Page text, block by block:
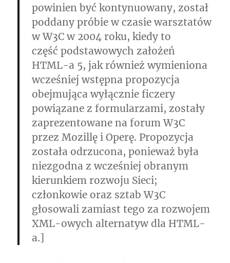
powinien być kontynuowany, został
poddany próbie w czasie warsztatów
w W3C w 2004 roku, kiedy to
część podstawowych założeń
HTML-a 5, jak również wymieniona
wcześniej wstępna propozycja
obejmująca wyłącznie ficzery
powiązane z formularzami, zostały
zaprezentowane na forum W3C
przez Mozillę i Operę. Propozycja
została odrzucona, ponieważ była
niezgodna z wcześniej obranym
kierunkiem rozwoju Sieci;
członkowie oraz sztab W3C
głosowali zamiast tego za rozwojem
XML-owych alternatyw dla HTML-
a.]